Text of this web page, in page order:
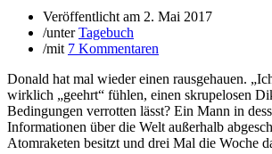
Veröffentlicht am 2. Mai 2017
/unterTagebuch
/mit 7 Kommentaren
Donald hat mal wieder einen rausgehauen.
wirklich „geehrt“ fühlen, einen skrupelosen
Bedingungen verrotten lässt? Ein Mann in
Informationen über die Welt außerhalb
Atomraketen besitzt und drei Mal die Woche